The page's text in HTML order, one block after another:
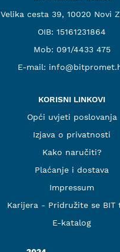
Velika cesta 39, 10020 Novi
OIB: 15161231864
Mob: 091/4433 475
E-mail:
KORISNI LINKOVI
Opći uvjeti poslovanja
Izjava o privatnosti
Kako naručiti?
Plaćanje i dostava
Impressum
Karijera - Pridružite se BIT
E-katalog